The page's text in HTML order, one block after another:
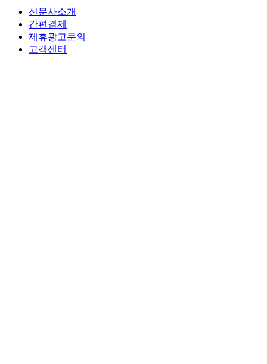
신문사소개
간편결제
제휴광고문의
고객센터